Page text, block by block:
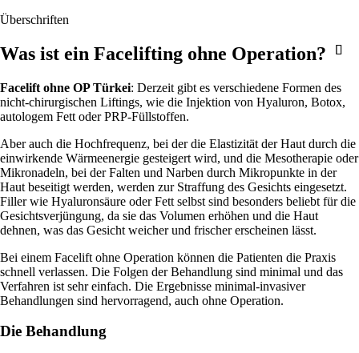
Überschriften
Was ist ein Facelifting ohne Operation?
Facelift ohne OP Türkei: Derzeit gibt es verschiedene Formen des
nicht-chirurgischen Liftings, wie die Injektion von Hyaluron, Botox,
autologem Fett oder PRP-Füllstoffen.
Aber auch die Hochfrequenz, bei der die Elastizität der Haut durch die
einwirkende Wärmeenergie gesteigert wird, und die Mesotherapie oder
Mikronadeln, bei der Falten und Narben durch Mikropunkte in der
Haut beseitigt werden, werden zur Straffung des Gesichts eingesetzt.
Filler wie Hyaluronsäure oder Fett selbst sind besonders beliebt für die
Gesichtsverjüngung, da sie das Volumen erhöhen und die Haut
dehnen, was das Gesicht weicher und frischer erscheinen lässt.
Bei einem Facelift ohne Operation können die Patienten die Praxis
schnell verlassen. Die Folgen der Behandlung sind minimal und das
Verfahren ist sehr einfach. Die Ergebnisse minimal-invasiver
Behandlungen sind hervorragend, auch ohne Operation.
Die Behandlung